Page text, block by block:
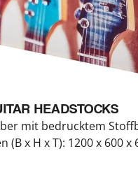
HEADSTOCKS
mit bedrucktem
(B x H x T): 1200 x 600 x